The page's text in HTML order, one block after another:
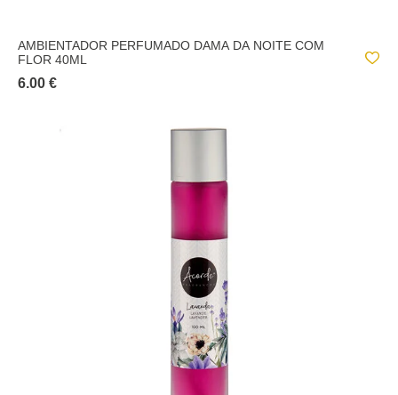
AMBIENTADOR PERFUMADO DAMA DA NOITE COM
FLOR 40ML
6.00 €